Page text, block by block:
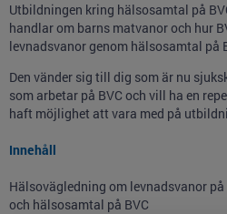
Utbildningen kring hälsosamtal på
handlar om barns matvanor och hur
levnadsvanor genom hälsosamtal på
Den vänder sig till dig som är nu
som arbetar på BVC och vill ha en
haft möjlighet att vara med på
Innehåll
Hälsovägledning om levnadsvanor
och hälsosamtal på BVC